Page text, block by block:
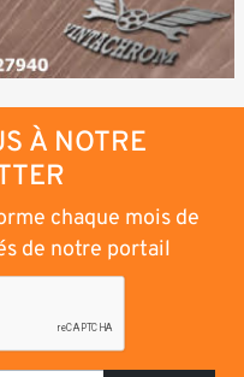
À NOTRE
chaque mois de
de notre portail